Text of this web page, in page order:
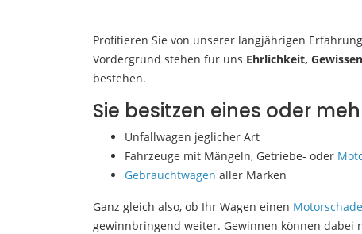
Profitieren Sie von unserer langjährigen
Vordergrund stehen für uns Ehrlichkeit,
bestehen.
Sie besitzen eines oder
Unfallwagen jeglicher Art
Fahrzeuge mit Mängeln, Getriebe- oder
Gebrauchtwagen aller Marken
Ganz gleich also, ob Ihr Wagen einen
gewinnbringend weiter. Gewinnen können dabei